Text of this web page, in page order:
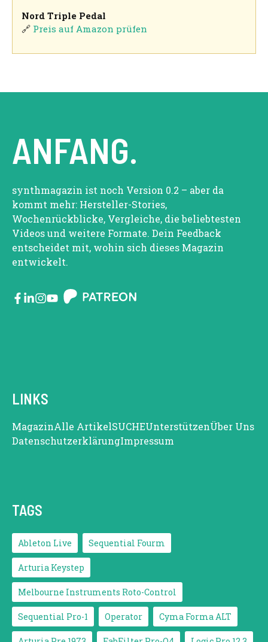
Nord Triple Pedal
🔗 Preis auf Amazon prüfen
ANFANG.
synthmagazin ist noch Version 0.2 – aber da
kommt mehr: Hersteller-Stories,
Wochenrückblicke, Vergleiche, die beliebtesten
Videos und weitere Formate. Dein Feedback
entscheidet mit, wohin sich dieses Magazin
entwickelt.
LINKS
MagazinAlle ArtikelSUCHEUnterstützenÜber Uns
DatenschutzerklärungImpressum
TAGS
Ableton Live Sequential Fourm
Arturia Keystep
Melbourne Instruments Roto-Control
Sequential Pro-1 Operator Cyma Forma ALT